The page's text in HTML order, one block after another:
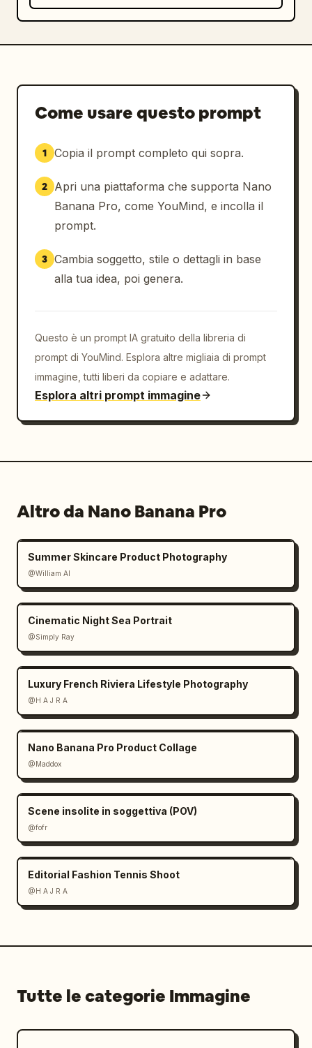
Come usare questo prompt
1 Copia il prompt completo qui sopra.
2
Apri una piattaforma che supporta Nano
Banana Pro, come YouMind, e incolla il
prompt.
3 Cambia soggetto, stile o dettagli in base
alla tua idea, poi genera.
Questo è un prompt IA gratuito della libreria di
prompt di YouMind. Esplora altre migliaia di prompt
immagine, tutti liberi da copiare e adattare.
Esplora altri prompt immagine
Altro da Nano Banana Pro
Summer Skincare Product Photography
@William AI
Cinematic Night Sea Portrait
@Simply Ray
Luxury French Riviera Lifestyle Photography
@H A J R A
Nano Banana Pro Product Collage
@Maddox
Scene insolite in soggettiva (POV)
@fofr
Editorial Fashion Tennis Shoot
@H A J R A
Tutte le categorie Immagine